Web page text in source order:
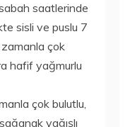
saatlerinde
sisli ve puslu 7
zamanla çok
hafif yağmurlu
çok bulutlu,
yağışlı